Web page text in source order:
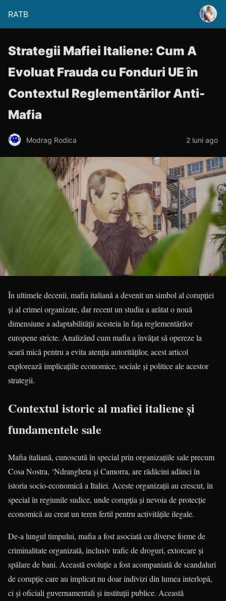
RATB
Strategii Mafiei Italiene: Cum A
Evoluat Frauda cu Fonduri UE în
Contextul Reglementărilor Anti-
Mafia
Modrag Rodica 2 luni ago
În ultimele decenii, mafia italiană a devenit un simbol al corupției
și al crimei organizate, dar recent un studiu a arătat o nouă
dimensiune a adaptabilității acesteia în fața reglementărilor
europene stricte. Analizând cum mafia a învățat să opereze la
scară mică pentru a evita atenția autorităților, acest articol
explorează implicațiile economice, sociale și politice ale acestor
strategii.
Contextul istoric al mafiei italiene și
fundamentele sale
Mafia italiană, cunoscută în special prin organizațiile sale precum
Cosa Nostra, ‘Ndrangheta și Camorra, are rădăcini adânci în
istoria socio-economică a Italiei. Aceste organizații au crescut, în
special în regiunile sudice, unde corupția și nevoia de protecție
economică au creat un teren fertil pentru activitățile ilegale.
De-a lungul timpului, mafia a fost asociată cu diverse forme de
criminalitate organizată, inclusiv trafic de droguri, extorcare și
spălare de bani. Această evoluție a fost acompaniată de scandaluri
de corupție care au implicat nu doar indivizi din lumea interlopă,
ci și oficiali guvernamentali și instituții publice. Această